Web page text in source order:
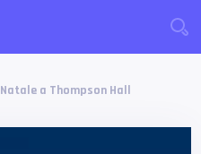
Natale a Thompson Hall